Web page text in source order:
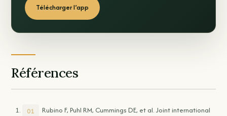
Télécharger l’app
Références
Rubino F, Puhl RM, Cummings DE, et al. Joint international